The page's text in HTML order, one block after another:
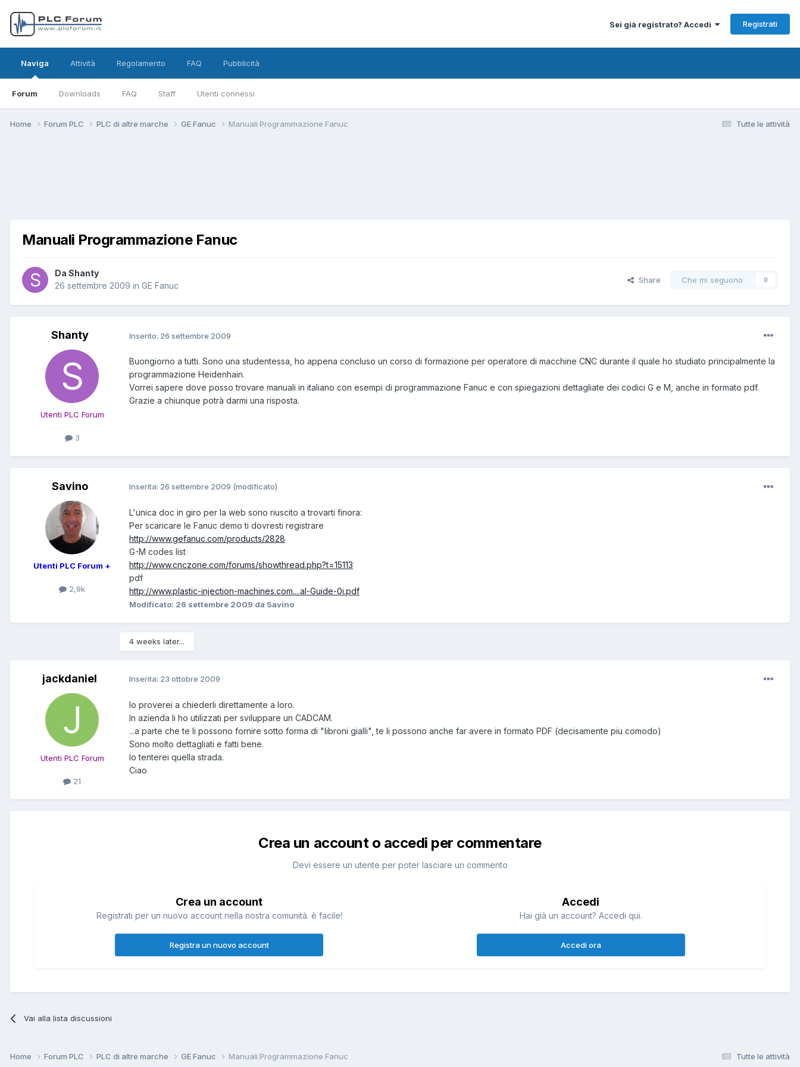
Sei già registrato? Accedi Registrati
Naviga
Forum Downloads FAQ Staff Utenti connessi
Attività Regolamento FAQ Pubblicità
Tutte le attività
Home Forum PLC PLC di altre marche GE Fanuc Manuali Programmazione Fanuc
Manuali Programmazione Fanuc
Da Shanty
26 settembre 2009 in GE Fanuc
Share Che mi seguono 0
Shanty
Utenti PLC Forum
3
Inserito: 26 settembre 2009
Buongiorno a tutti. Sono una studentessa, ho appena concluso un corso di formazione per operatore di macchine CNC durante il quale ho studiato principalmente la
programmazione Heidenhain.
Vorrei sapere dove posso trovare manuali in italiano con esempi di programmazione Fanuc e con spiegazioni dettagliate dei codici G e M, anche in formato pdf.
Grazie a chiunque potrà darmi una risposta.
Savino
Utenti PLC Forum +
2,9k
Inserita: 26 settembre 2009 (modificato)
L'unica doc in giro per la web sono riuscito a trovarti finora:
Per scaricare le Fanuc demo ti dovresti registrare
http://www.gefanuc.com/products/2828
G-M codes list
http://www.cnczone.com/forums/showthread.php?t=15113
pdf
http://www.plastic-injection-machines.com....al-Guide-0i.pdf
Modificato: 26 settembre 2009 da Savino
4 weeks later...
jackdaniel
Utenti PLC Forum
21
Inserita: 23 ottobre 2009
Io proverei a chiederli direttamente a loro.
In azienda li ho utilizzati per sviluppare un CADCAM.
...a parte che te li possono fornire sotto forma di "libroni gialli", te li possono anche far avere in formato PDF (decisamente piu comodo)
Sono molto dettagliati e fatti bene.
Io tenterei quella strada.
Ciao
Crea un account o accedi per commentare
Devi essere un utente per poter lasciare un commento
Crea un account
Registrati per un nuovo account nella nostra comunità. è facile!
Registra un nuovo account
Accedi
Hai già un account? Accedi qui.
Accedi ora
Vai alla lista discussioni
Tutte le attività
Home Forum PLC PLC di altre marche GE Fanuc Manuali Programmazione Fanuc